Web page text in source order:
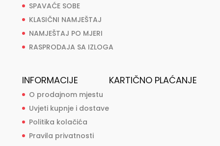
SPAVAĆE SOBE
KLASIČNI NAMJEŠTAJ
NAMJEŠTAJ PO MJERI
RASPRODAJA SA IZLOGA
INFORMACIJE
O prodajnom mjestu
Uvjeti kupnje i dostave
Politika kolačića
Pravila privatnosti
KARTIČNO PLAĆANJE